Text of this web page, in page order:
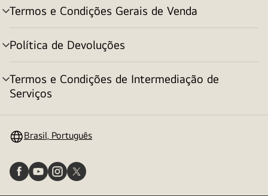
Termos e Condições Gerais de Venda
alternar
menu
Política de Devoluções
alternar
menu
Termos e Condições de Intermediação de
Serviços
alternar
Brasil, Português